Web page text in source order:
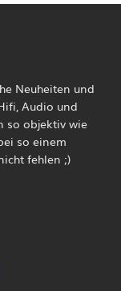
Neuheiten und
Audio und
so objektiv wie
so einem
fehlen ;)